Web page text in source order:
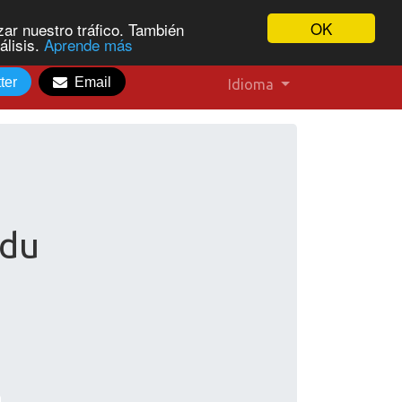
OK
nuestro tráfico. También
Aprende más
Email Idioma